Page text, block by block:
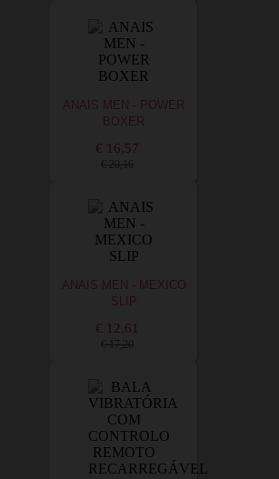
ANAIS MEN - POWER
BOXER
€ 16,57
€ 20,16
ANAIS MEN - MEXICO
SLIP
€ 12,61
€ 17,20